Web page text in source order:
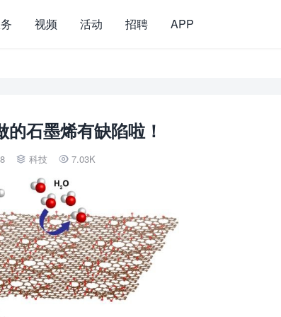
视频 活动 招聘 APP
石墨烯有缺陷啦！
 科技  7.03K